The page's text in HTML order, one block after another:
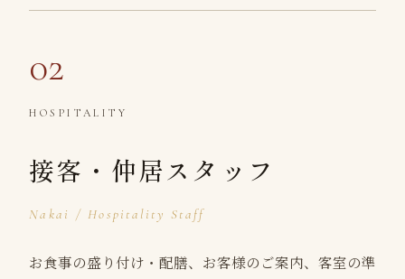
02
HOSPITALITY
接客・仲居スタッフ
Nakai / Hospitality Staff
お食事の盛り付け・配膳、お客様のご案内、客室の準